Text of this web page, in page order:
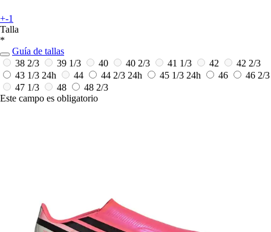
+-1
Talla
*
Guía de tallas
38 2/3
39 1/3 40 40 2/3 41 1/3 42
42 2/3
43 1/3 24h 44 44 2/3 24h 45 1/3 24h 46
46 2/3
47 1/3
48
48 2/3
Este campo es obligatorio